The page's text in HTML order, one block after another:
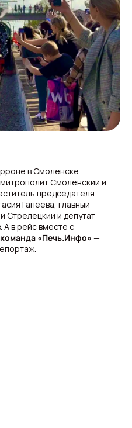
в Смоленске
Смоленский и
председателя
Гапеева, главный
Стрелецкий и депутат
в рейс вместе с
«Печь.Инфо» —